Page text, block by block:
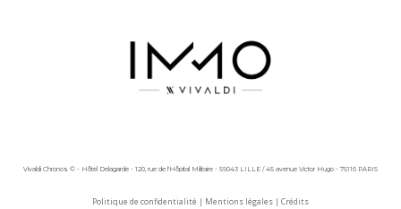
Vivaldi Chronos © - Hôtel Delagarde - 120, rue de l'Hôpital Militaire - 59043 LILLE / 45 avenue Victor Hugo - 75116 PARIS
Politique de confidentialité | Mentions légales | Crédits